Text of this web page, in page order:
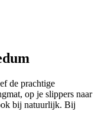
de prachtige
op je slippers naar
bij natuurlijk. Bij